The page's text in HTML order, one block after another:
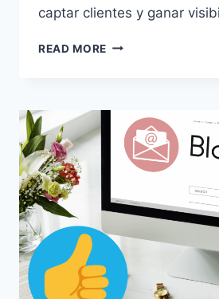
captar clientes y ganar
READ MORE LA
AUDITORÍAS
LAS
PÁGINAS